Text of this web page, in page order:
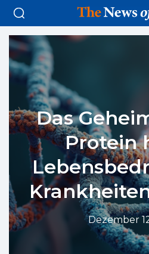
Das
Protein
Dezember